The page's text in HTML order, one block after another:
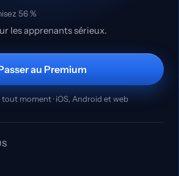
56 %
les apprenants sérieux.
au Premium
moment · iOS, Android et web